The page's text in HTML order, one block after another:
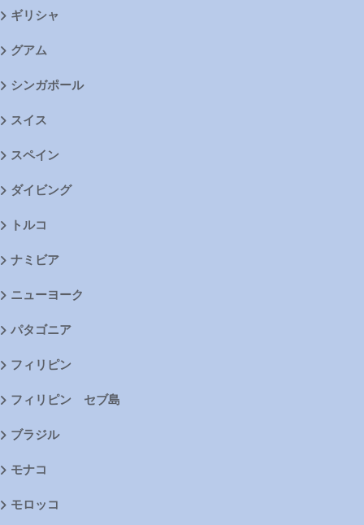
ギリシャ
グアム
シンガポール
スイス
スペイン
ダイビング
トルコ
ナミビア
ニューヨーク
パタゴニア
フィリピン
フィリピン セブ島
ブラジル
モナコ
モロッコ